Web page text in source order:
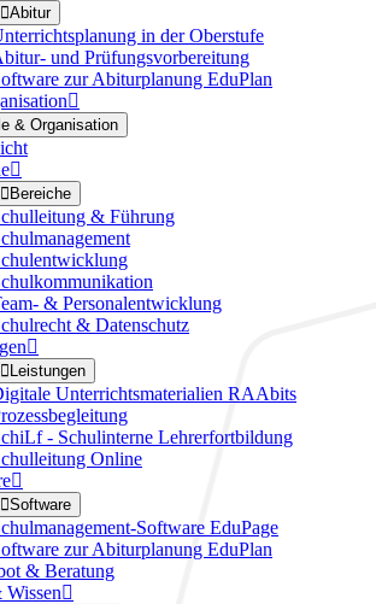
Abitur
in der Oberstufe
und Prüfungsvorbereitung
zur Abiturplanung EduPlan

& Organisation

 Bereiche
& Führung
& Personalentwicklung
& Datenschutz

 Leistungen
Unterrichtsmaterialien RAAbits
- Schulinterne Lehrerfortbildung
Online

Software
Software EduPage
zur Abiturplanung EduPlan
& Beratung
